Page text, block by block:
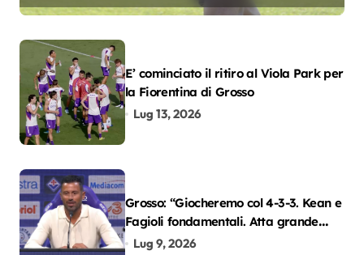
E’ cominciato il ritiro al Viola Park per
la Fiorentina di Grosso
Lug 13, 2026
Grosso: “Giocheremo col 4-3-3. Kean e
Fagioli fondamentali. Atta grande
colpo”
Lug 9, 2026